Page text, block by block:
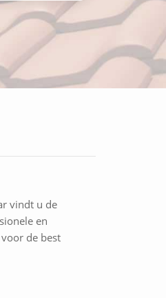
vindt u de
en
de best